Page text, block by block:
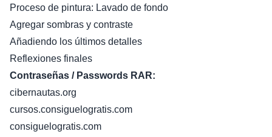
Proceso de pintura: Lavado de fondo
Agregar sombras y contraste
Añadiendo los últimos detalles
Reflexiones finales
Contraseñas / Passwords RAR:
cibernautas.org
cursos.consiguelogratis.com
consiguelogratis.com